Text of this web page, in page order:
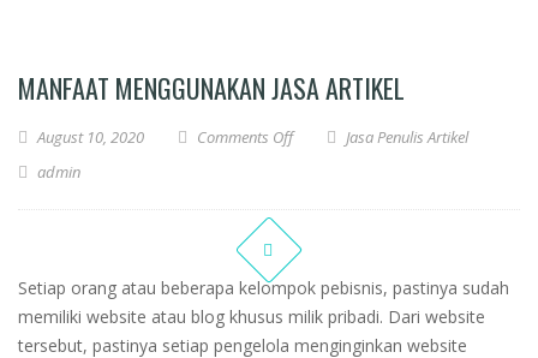
MANFAAT MENGGUNAKAN JASA ARTIKEL
August 10, 2020 Comments Offon Manfaat Menggunakan Jasa
Jasa Penulis Artikel
admin
Setiap orang atau beberapa kelompok pebisnis, pastinya sudah
memiliki website atau blog khusus milik pribadi. Dari website
tersebut, pastinya setiap pengelola menginginkan website